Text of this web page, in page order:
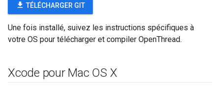
file_download TÉLÉCHARGER GIT
Une fois installé, suivez les instructions spécifiques à
votre OS pour télécharger et compiler OpenThread.
Xcode pour Mac OS X